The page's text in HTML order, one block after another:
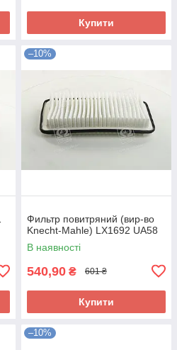
Купити
–10%
Фильтр повитряний (вир-во
Knecht-Mahle) LX1692 UA58
В наявності
540,90 ₴ 601 ₴
Купити
–10%